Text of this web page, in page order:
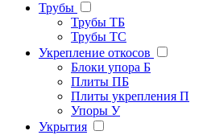
Трубы
Трубы ТБ
Трубы ТС
Укрепление откосов
Блоки упора Б
Плиты ПБ
Плиты укрепления П
Упоры У
Укрытия